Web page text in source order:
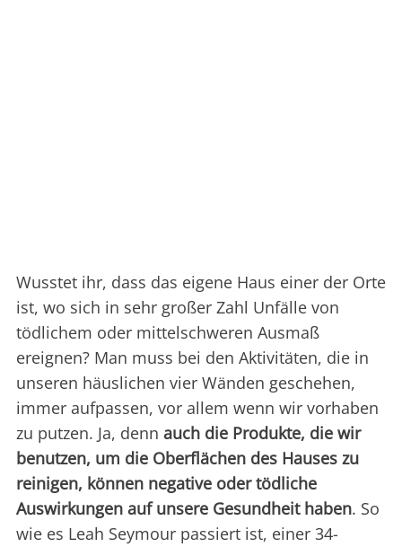
Wusstet ihr, dass das eigene Haus einer der Orte
ist, wo sich in sehr großer Zahl Unfälle von
tödlichem oder mittelschweren Ausmaß
ereignen? Man muss bei den Aktivitäten, die in
unseren häuslichen vier Wänden geschehen,
immer aufpassen, vor allem wenn wir vorhaben
zu putzen. Ja, denn auch die Produkte, die wir
benutzen, um die Oberflächen des Hauses zu
reinigen, können negative oder tödliche
Auswirkungen auf unsere Gesundheit haben. So
wie es Leah Seymour passiert ist, einer 34-